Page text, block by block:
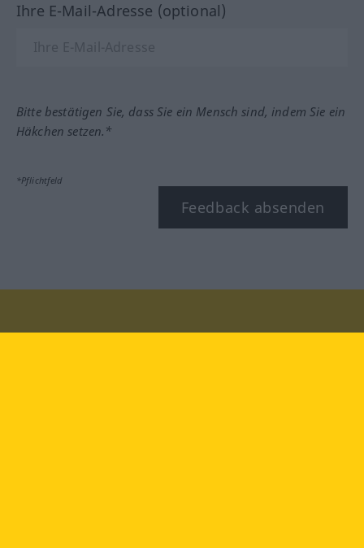
Ihre E-Mail-Adresse (optional)
Bitte bestätigen Sie, dass Sie ein Mensch sind, indem Sie ein
Häkchen setzen.*
*Pflichtfeld
Feedback absenden
Besuchen Sie uns auf: